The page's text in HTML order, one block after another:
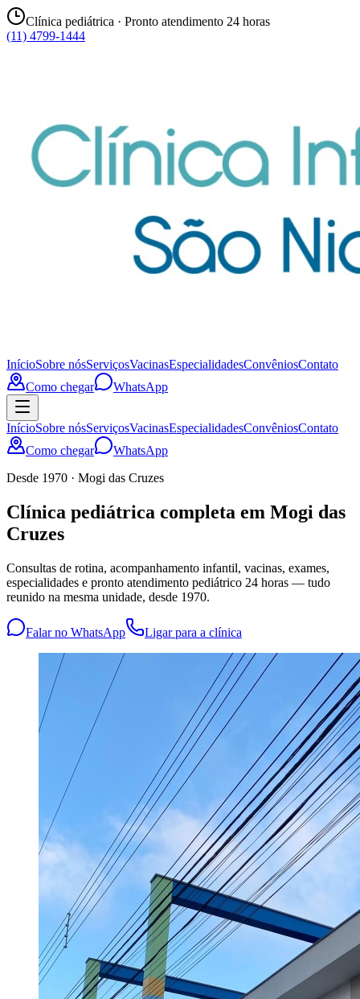
Clínica pediátrica · Pronto atendimento 24 horas
(11) 4799-1444
InícioSobre nósServiçosVacinasEspecialidadesConvêniosContato
Como chegar
WhatsApp
InícioSobre nósServiçosVacinasEspecialidadesConvêniosContato
Como chegar
WhatsApp
Desde 1970 · Mogi das Cruzes
Clínica pediátrica completa em Mogi das
Cruzes
Consultas de rotina, acompanhamento infantil, vacinas, exames,
especialidades e pronto atendimento pediátrico 24 horas — tudo
reunido na mesma unidade, desde 1970.
Falar no WhatsApp Ligar para a clínica